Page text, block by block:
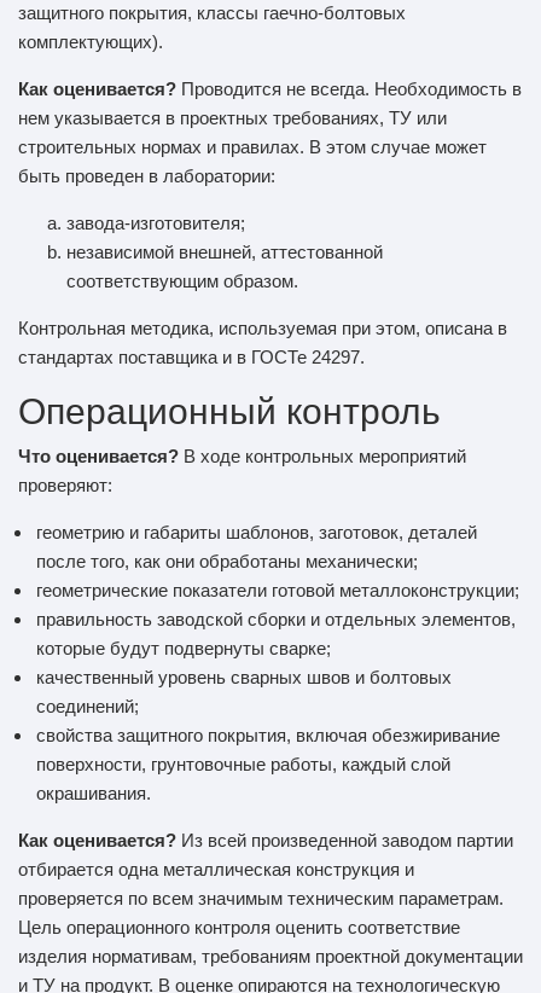
защитного покрытия, классы гаечно-болтовых
комплектующих).
Как оценивается? Проводится не всегда. Необходимость в
нем указывается в проектных требованиях, ТУ или
строительных нормах и правилах. В этом случае может
быть проведен в лаборатории:
завода-изготовителя;
независимой внешней, аттестованной
соответствующим образом.
Контрольная методика, используемая при этом, описана в
стандартах поставщика и в ГОСТе 24297.
Операционный контроль
Что оценивается? В ходе контрольных мероприятий
проверяют:
геометрию и габариты шаблонов, заготовок, деталей
после того, как они обработаны механически;
геометрические показатели готовой металлоконструкции;
правильность заводской сборки и отдельных элементов,
которые будут подвернуты сварке;
качественный уровень сварных швов и болтовых
соединений;
свойства защитного покрытия, включая обезжиривание
поверхности, грунтовочные работы, каждый слой
окрашивания.
Как оценивается? Из всей произведенной заводом партии
отбирается одна металлическая конструкция и
проверяется по всем значимым техническим параметрам.
Цель операционного контроля оценить соответствие
изделия нормативам, требованиям проектной документации
и ТУ на продукт. В оценке опираются на технологическую